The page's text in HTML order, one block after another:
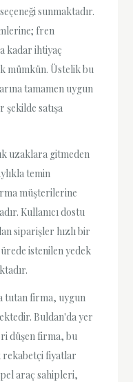
sunmaktadır.
fren
kadar ihtiyaç
mümkün. Üstelik bu
tamamen uygun
satışa
uzaklara gitmeden
temin
müşterilerine
Kullanıcı dostu
siparişler hızlı bir
istenilen yedek
tutan firma, uygun
Buldan'da yer
düşen firma, bu
rekabetçi fiyatlar
araç sahipleri,